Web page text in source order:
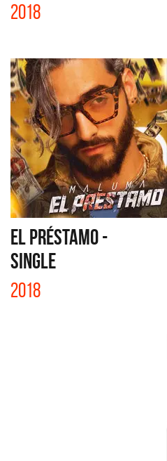
2018
EL PRÉSTAMO -
SINGLE
2018